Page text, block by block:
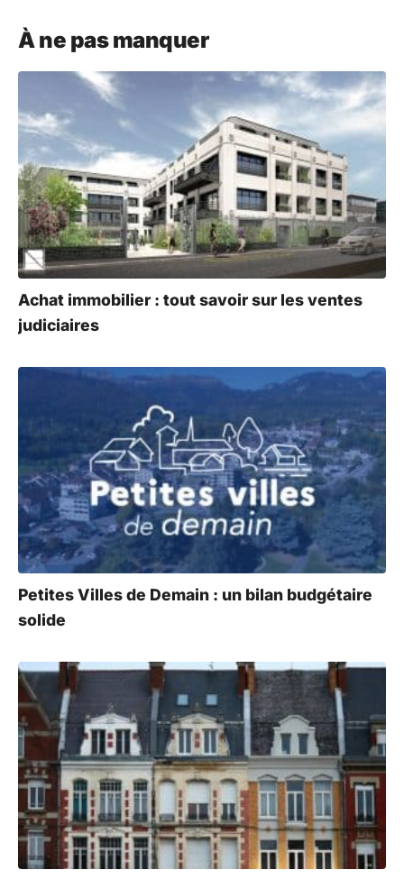
t
e
n
t
i
v
e
:
À ne pas manquer
Achat immobilier : tout savoir sur les ventes
judiciaires
Petites Villes de Demain : un bilan budgétaire
solide